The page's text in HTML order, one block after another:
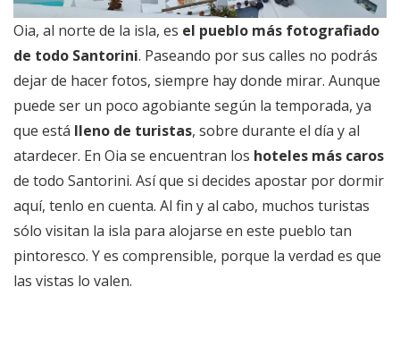
Oia, al norte de la isla, es el pueblo más fotografiado
de todo Santorini. Paseando por sus calles no podrás
dejar de hacer fotos, siempre hay donde mirar. Aunque
puede ser un poco agobiante según la temporada, ya
que está lleno de turistas, sobre durante el día y al
atardecer. En Oia se encuentran los hoteles más caros
de todo Santorini. Así que si decides apostar por dormir
aquí, tenlo en cuenta. Al fin y al cabo, muchos turistas
sólo visitan la isla para alojarse en este pueblo tan
pintoresco. Y es comprensible, porque la verdad es que
las vistas lo valen.